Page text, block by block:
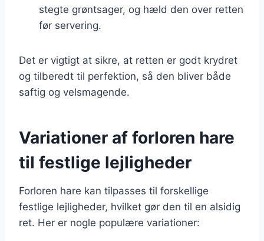
stegte grøntsager, og hæld den over retten
før servering.
Det er vigtigt at sikre, at retten er godt krydret
og tilberedt til perfektion, så den bliver både
saftig og velsmagende.
Variationer af forloren hare
til festlige lejligheder
Forloren hare kan tilpasses til forskellige
festlige lejligheder, hvilket gør den til en alsidig
ret. Her er nogle populære variationer: